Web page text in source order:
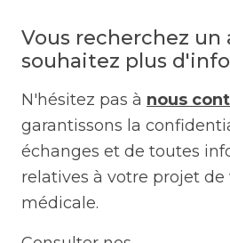
Vous recherchez un
souhaitez plus
N'hésitez pas à nous
garantissons la
échanges et de toutes
relatives à votre projet de
médicale.